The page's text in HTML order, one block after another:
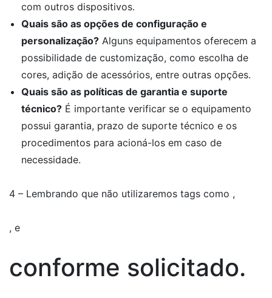
com outros dispositivos.
Quais são as opções de configuração e
personalização? Alguns equipamentos oferecem a
possibilidade de customização, como escolha de
cores, adição de acessórios, entre outras opções.
Quais são as políticas de garantia e suporte
técnico? É importante verificar se o equipamento
possui garantia, prazo de suporte técnico e os
procedimentos para acioná-los em caso de
necessidade.
4 – Lembrando que não utilizaremos tags como ,
, e
conforme solicitado.